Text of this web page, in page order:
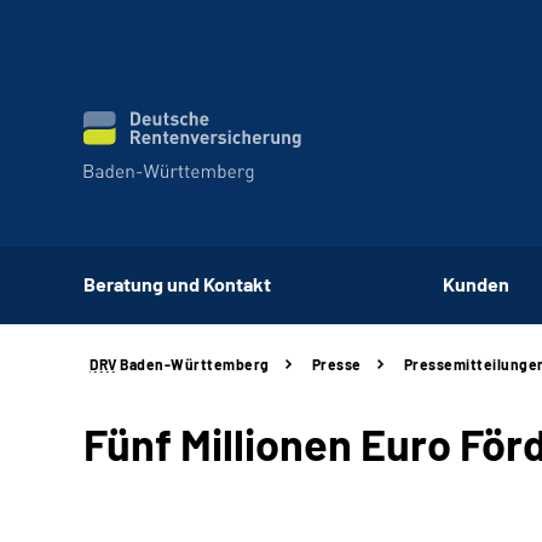
Beratung und Kontakt Kunden
DRV Baden-Württemberg Presse
Fünf Millionen Euro